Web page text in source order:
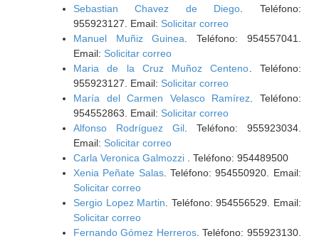
Sebastian Chavez de Diego . Teléfono:
955923127. Email: Solicitar correo
Manuel Muñiz Guinea . Teléfono: 954557041.
Email: Solicitar correo
Maria de la Cruz Muñoz Centeno . Teléfono:
955923127. Email: Solicitar correo
María del Carmen Velasco Ramírez . Teléfono:
954552863. Email: Solicitar correo
Alfonso Rodríguez Gil. Teléfono: 955923034.
Email: Solicitar correo
Carla Veronica Galmozzi
. Teléfono: 954489500
Xenia Peñate Salas. Teléfono: 954550920. Email:
Solicitar correo
Sergio Lopez Martin . Teléfono: 954556529. Email:
Solicitar correo
Fernando Gómez Herreros. Teléfono: 955923130.